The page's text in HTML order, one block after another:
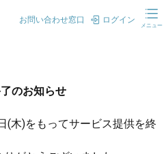
お問い合わせ窓口 ログイン
メニュー
のお知らせ
(木)をもってサービス提供を終